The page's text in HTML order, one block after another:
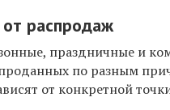
распродаж
праздничные и
по разным
от конкретной